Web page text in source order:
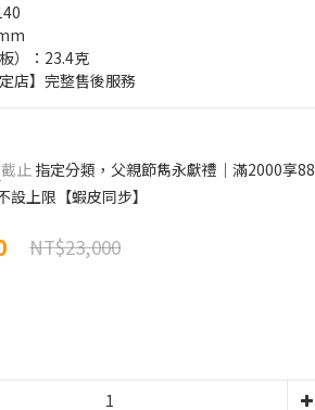
）：23.4克
店】完整售後服務
截止 指定分類，父親節雋永獻禮｜滿2000享88
設上限【蝦皮同步】
NT$23,000